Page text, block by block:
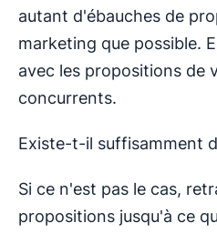
autant d'ébauches de
marketing que possible.
avec les propositions de
concurrents.
Existe-t-il suffisamment
Si ce n'est pas le cas,
propositions jusqu'à ce